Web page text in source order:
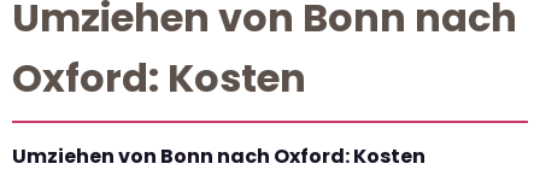
Umziehen von Bonn nach
Oxford: Kosten
Umziehen von Bonn nach Oxford: Kosten